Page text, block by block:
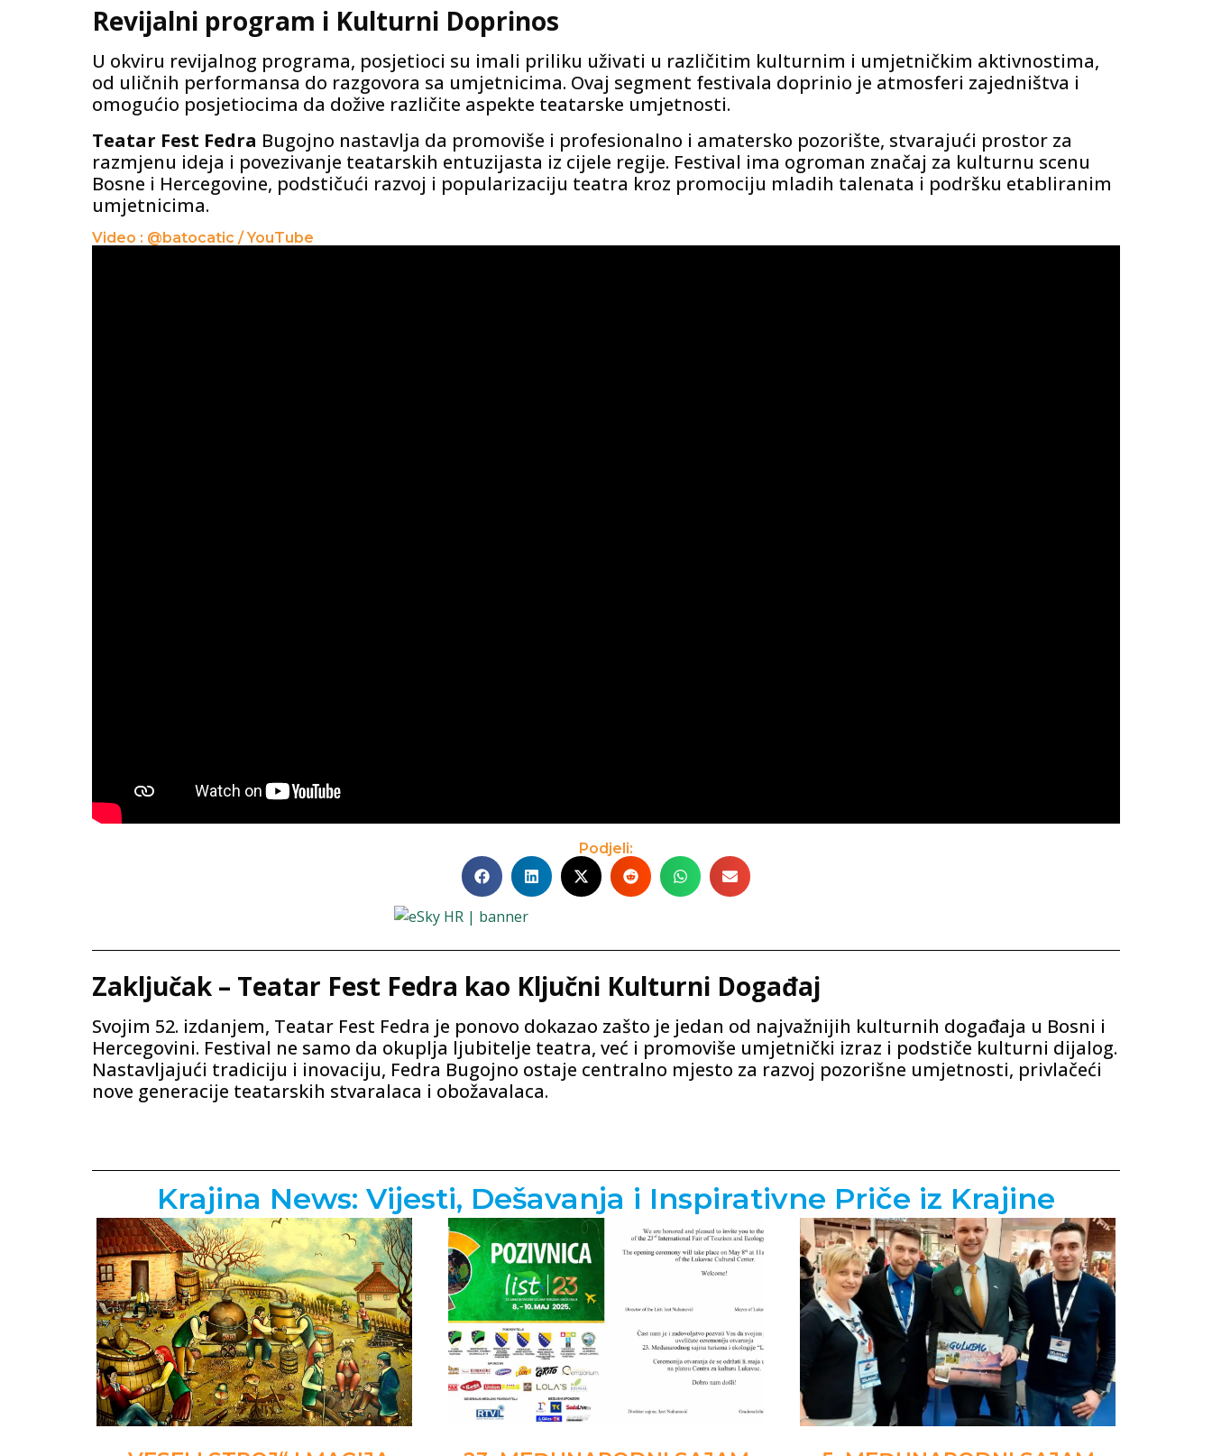
Revijalni program i Kulturni Doprinos
U okviru revijalnog programa, posjetioci su imali priliku uživati ​​u različitim kulturnim i umjetničkim aktivnostima,
od uličnih performansa do razgovora sa umjetnicima. Ovaj segment festivala doprinio je atmosferi zajedništva i
omogućio posjetiocima da dožive različite aspekte teatarske umjetnosti.
Teatar Fest Fedra Bugojno nastavlja da promoviše i profesionalno i amatersko pozorište, stvarajući prostor za
razmjenu ideja i povezivanje teatarskih entuzijasta iz cijele regije. Festival ima ogroman značaj za kulturnu scenu
Bosne i Hercegovine, podstičući razvoj i popularizaciju teatra kroz promociju mladih talenata i podršku etabliranim
umjetnicima.
Video : @batocatic / YouTube
Podjeli:
Zaključak – Teatar Fest Fedra kao Ključni Kulturni Događaj
Svojim 52. izdanjem, Teatar Fest Fedra je ponovo dokazao zašto je jedan od najvažnijih kulturnih događaja u Bosni i
Hercegovini. Festival ne samo da okuplja ljubitelje teatra, već i promoviše umjetnički izraz i podstiče kulturni dijalog.
Nastavljajući tradiciju i inovaciju, Fedra Bugojno ostaje centralno mjesto za razvoj pozorišne umjetnosti, privlačeći
nove generacije teatarskih stvaralaca i obožavalaca.
Krajina News: Vijesti, Dešavanja i Inspirativne Priče iz Krajine